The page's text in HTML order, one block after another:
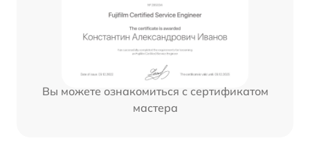
Вы можете ознакомиться с сертификатом
мастера